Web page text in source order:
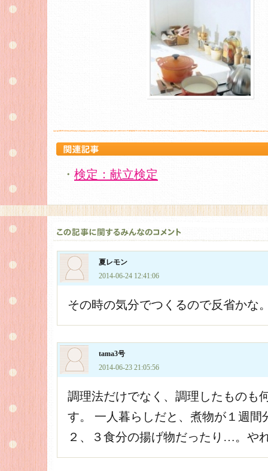
・ 検定：献立検定
夏レモン
2014-06-24 12:41:06
その時の気分でつくるので反省かな
tama3号
2014-06-23 21:05:56
調理法だけでなく、調理したものも
す。 一人暮らしだと、煮物が１週間
２、３食分の揚げ物だったり…。や